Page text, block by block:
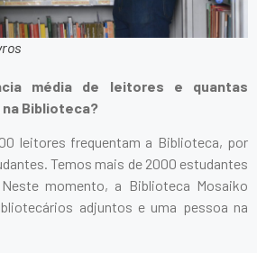
média de leitores e quantas
Biblioteca?
leitores frequentam a Biblioteca, por
Temos mais de 2000 estudantes
momento, a Biblioteca Mosaiko
adjuntos e uma pessoa na